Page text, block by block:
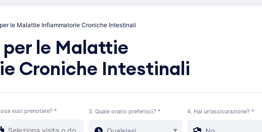
le Malattie Infiammatorie Croniche Intestinali
le Malattie
Croniche Intestinali
vuoi prenotare? * 3. Quale orario preferisci? * 4. Hai un'assicurazione? *